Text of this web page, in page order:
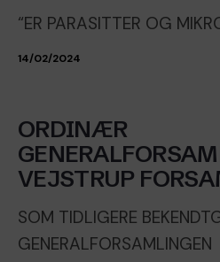
“ER PARASITTER OG
14/02/2024
ORDINÆR
VEJSTRUP
SOM TIDLIGERE
GENERALFORSAMLINGEN